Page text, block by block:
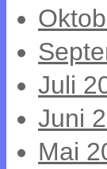
Juli
Juni
Mai